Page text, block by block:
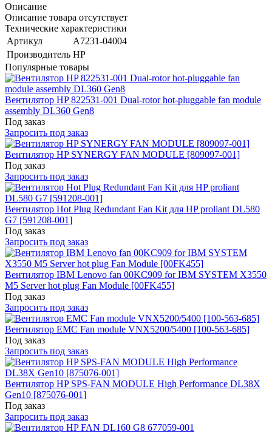
Описание
Описание товара отсутствует
Технические характеристики
Артикул
A7231-04004
Производитель HP
Популярные товары
Вентилятор HP 822531-001 Dual-rotor hot-pluggable fan module
assembly DL360 Gen8
Под заказ
Запросить под заказ
Вентилятор HP SYNERGY FAN MODULE [809097-001]
Под заказ
Запросить под заказ
Вентилятор Hot Plug Redundant Fan Kit для HP proliant DL580
G7 [591208-001]
Под заказ
Запросить под заказ
Вентилятор IBM Lenovo fan 00KC909 for IBM SYSTEM X3550
M5 Server hot plug Fan Module [00FK455]
Под заказ
Запросить под заказ
Вентилятор EMC Fan module VNX5200/5400 [100-563-685]
Под заказ
Запросить под заказ
Вентилятор HP SPS-FAN MODULE High Performance DL38X
Gen10 [875076-001]
Под заказ
Запросить под заказ